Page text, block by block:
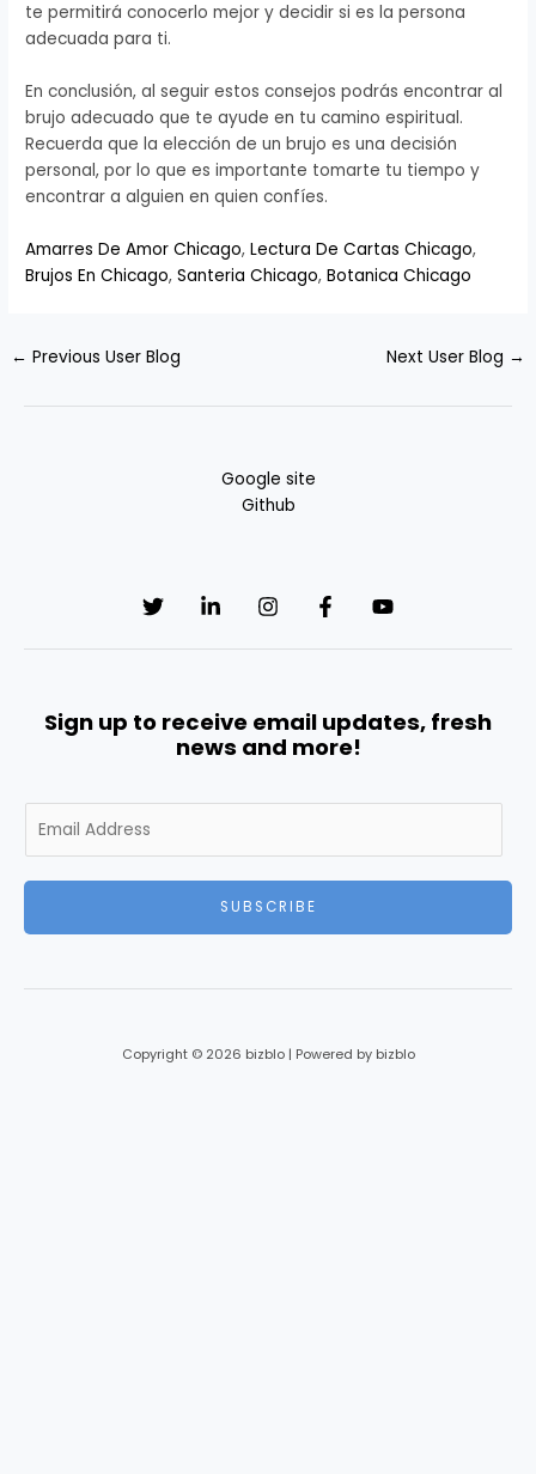
te permitirá conocerlo mejor y decidir si es la persona
adecuada para ti.
En conclusión, al seguir estos consejos podrás encontrar al
brujo adecuado que te ayude en tu camino espiritual.
Recuerda que la elección de un brujo es una decisión
personal, por lo que es importante tomarte tu tiempo y
encontrar a alguien en quien confíes.
Amarres De Amor Chicago,Lectura De Cartas Chicago,
Brujos En Chicago,Santeria Chicago,Botanica Chicago
← Previous User Blog Next User Blog →
Google site
Github
Sign up to receive email updates, fresh
news and more!
m
SUBSCRIBE
Copyright © 2026 bizblo | Powered by bizblo